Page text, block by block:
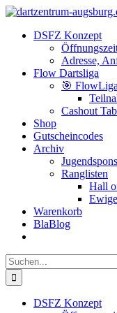
Zum
springen
Facebook
Instagram
YouTube
DSFZ Konzept
Adresse,
Flow Dartsliga
🎯
Cashout
Shop
Gutscheincodes
Archiv
Ranglisten
Hall
Warenkorb
BlaBlog
Suche
nach:
DSFZ Konzept